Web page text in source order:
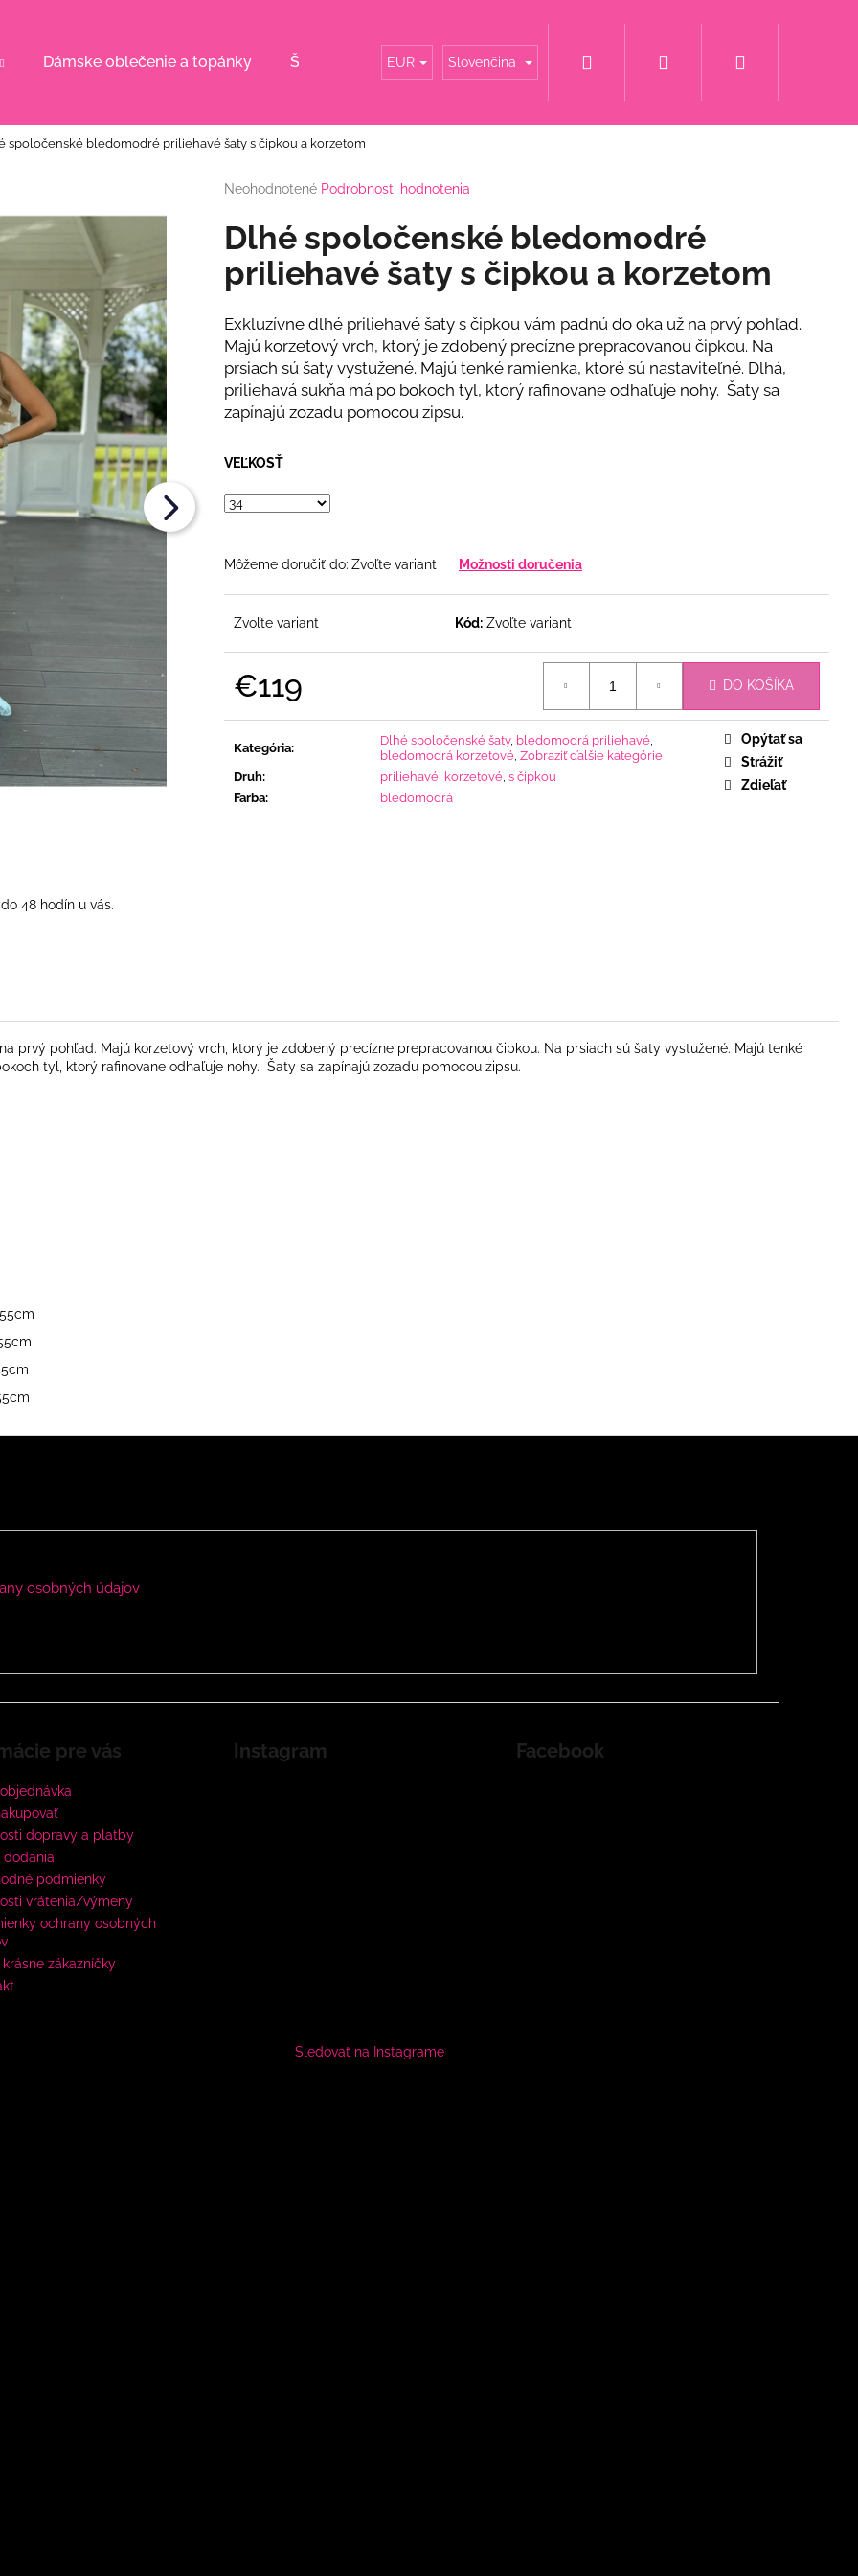
Dámske oblečenie a topánky Šaty pre svadobné mamy Šaty za super cenu Svadobné šaty
EUR Slovenčina Prihlásenie
spoločenské bledomodré priliehavé šaty s čipkou a korzetom
Priemerné
produktu
je
z
hviezdičiek.
Neohodnotené Podrobnosti hodnotenia
Dlhé spoločenské bledomodré
priliehavé šaty s čipkou a korzetom
Exkluzívne dlhé priliehavé šaty s čipkou vám padnú do oka už na prvý pohľad.
Majú korzetový vrch, ktorý je zdobený precízne prepracovanou čipkou. Na
prsiach sú šaty vystužené. Majú tenké ramienka, ktoré sú nastaviteľné. Dlhá,
priliehavá sukňa má po bokoch tyl, ktorý rafinovane odhaľuje nohy. Šaty sa
zapínajú zozadu pomocou zipsu.
VEĽKOSŤ
Môžeme doručiť do: Zvoľte variant Možnosti doručenia
Zvoľte variant Kód: Zvoľte variant
€119 DO KOŠÍKA
Kategória:
Dlhé spoločenské šaty, bledomodrá priliehavé
bledomodrá korzetové Zobraziť ďalšie kategórie
Druh: priliehavé korzetové s čipkou
Farba: bledomodrá
Opýtať sa
Strážiť
Zdieľať
48 hodín u vás.
prvý pohľad. Majú korzetový vrch, ktorý je zdobený precízne prepracovanou čipkou. Na prsiach sú šaty vystužené. Majú tenké
tyl, ktorý rafinovane odhaľuje nohy. Šaty sa zapínajú zozadu pomocou zipsu.
Odporúčame
ŽLTÉ KVETINOVÉ ŠATY S
RUŽOVÉ KVETINOVÉ ŠATY S
osobných údajov
pre vás
dopravy a platby
dodania
podmienky
vrátenia/výmeny
ochrany osobných
krásne zákazníčky
Instagram
Sledovať na Instagrame
Facebook